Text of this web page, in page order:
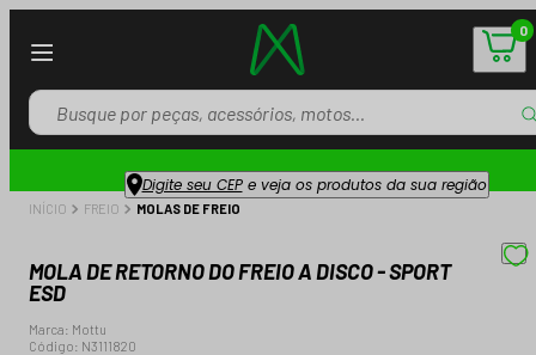
0
Digite seu CEPe veja os produtos da sua região
INÍCIO FREIO MOLAS DE FREIO
MOLA DE RETORNO DO FREIO A DISCO - SPORT
ESD
Marca: Mottu
Código: N3111820